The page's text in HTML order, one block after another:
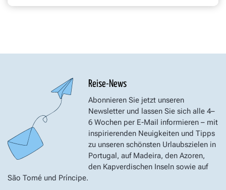
Reise-News
Abonnieren Sie jetzt unseren
Newsletter und lassen Sie sich alle 4–
6 Wochen per E-Mail informieren – mit
inspirierenden Neuigkeiten und Tipps
zu unseren schönsten Urlaubszielen in
Portugal, auf Madeira, den Azoren,
den Kapverdischen Inseln sowie auf
São Tomé und Príncipe.